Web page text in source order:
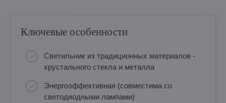
Ключевые особенности
Светильник из традиционных материалов -
хрустального стекла и металла
Энергоэффективная (совместима со
светодиодными лампами)